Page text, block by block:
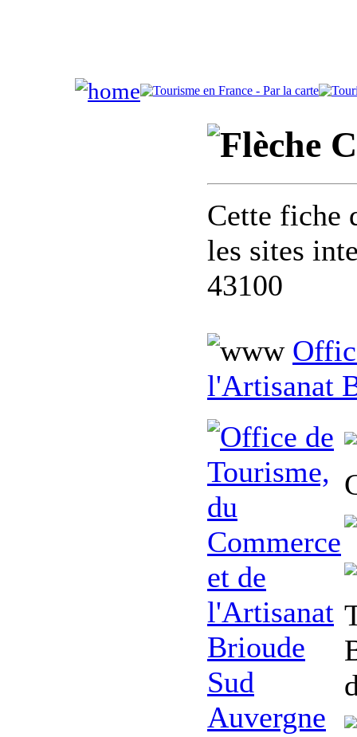
Cette fiche
les sites
43100
l'Artisanat